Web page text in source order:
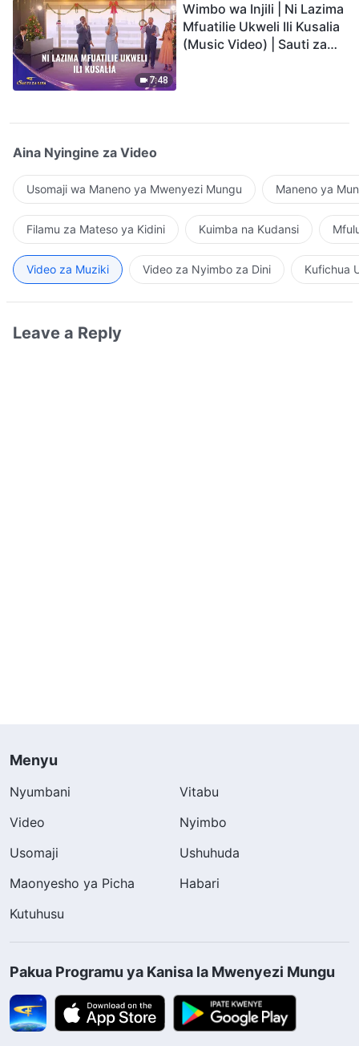
7:48
Wimbo wa Injili | Ni Lazima
Mfuatilie Ukweli Ili Kusalia
(Music Video) | Sauti za
Aina Nyingine za Video
Usomaji wa Maneno ya Mwenyezi Mungu Maneno ya
Filamu za Mateso ya Kidini Kuimba na Kudansi
Video za Muziki Video za Nyimbo za Dini Kufichua
Leave a Reply
Menyu
Nyumbani
Vitabu
Video
Nyimbo
Usomaji
Ushuhuda
Maonyesho ya Picha
Habari
Kutuhusu
Pakua Programu ya Kanisa la Mwenyezi Mungu